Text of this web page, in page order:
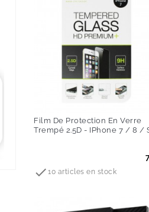
Film De Protection En Verre
Trempé 2.5D - IPhone 7 / 8 /
 10 articles en stock